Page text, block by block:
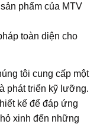
phẩm của MTV
toàn diện cho
tôi cung cấp một
phát triển kỹ lưỡng.
kế để đáp ứng
xinh đến những